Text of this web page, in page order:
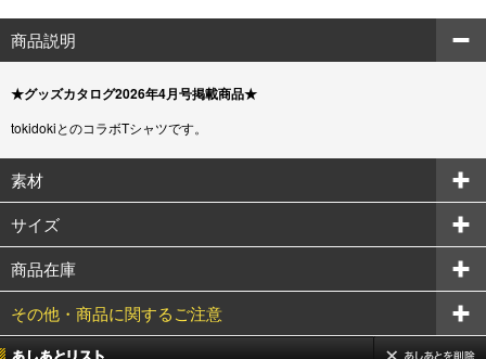
商品説明
★グッズカタログ2026年4月号掲載商品★
tokidokiとのコラボTシャツです。
素材
サイズ
商品在庫
その他・商品に関するご注意